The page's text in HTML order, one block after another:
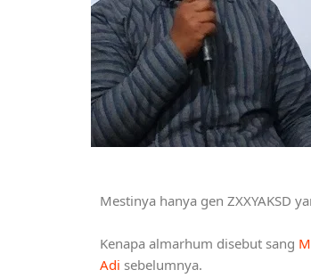
Mestinya hanya gen ZXXYAKSD
Kenapa almarhum disebut sang
Adi sebelumnya.